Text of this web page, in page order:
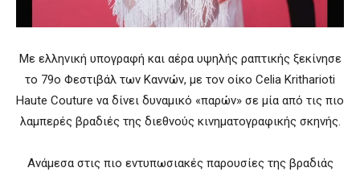
Με ελληνική υπογραφή και αέρα υψηλής ραπτικής ξεκίνησε
το 79ο Φεστιβάλ των Καννών, με τον οίκο Celia Kritharioti
Haute Couture να δίνει δυναμικό «παρών» σε μία από τις πιο
λαμπερές βραδιές της διεθνούς κινηματογραφικής σκηνής.
Ανάμεσα στις πιο εντυπωσιακές παρουσίες της βραδιάς